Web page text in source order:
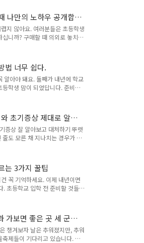
대해서 알려드리겠습니다. - 목
방법 2. 알림장 작성의 세 가지
4. 투약의뢰서 작성방법 5. 스토
즈노트 아는 만큼 활용할 수 있
가하는 방법 키즈노트 소속 추
부분입니다. 기관마다 차이는 있
나만의 노하우 공개합니
지 않아요. 여러분들은 초등학생
니까? 구매할 때 의외로 놓치기
만의 노하우를 공개하려고 합
된 제품을 구매하실 수 있을 것
화 고르는 첫 번째 팁 2. 초등학
초등학생 운동화 고르는 세 번째
가장 소중한 곳 1. 초등학생 운
운동화 고를 때 나만의 꿀팁 첫
죠? 가끔 매장을 가면 어른들도
법 너무 쉽다.
알아야 돼요. 둘째가 내년에 학교
학생 맘이 되었답니다. 준비물
는 방법에 대해서 알려드리려고
기억을 해두셔야 하는 부분이
가장 적합한 필통을 선택하는
. - 목차 - 1. 초등학생 필통 고르
고르는 두 번째 조건 3. 초등학
이도 만족하는 초등학생 필통
에서 꺼내고 넣을 때 혹은 열
초기증상 제대로 알아
증상 잘 알아보고 대처하기 뚜렷
도 모른 채 지나치는 경우가 많
시기와 임신 초기증상에 대해
자주 범하게 됩니다. 이런 실수
면 무엇보다 임신 사실을 되도록
이 포스팅을 통해 임신테스트기
해 제대로 알게 되어 현명하게 대
- 1. 임신테스트기 사용시기 2.
1. 임신테스트기 사용시기 우리
는 3가지 꿀팁
꼭 기억하세요. 이제 내년이면
. 초등학교 입학 전 준비할 것들이
등학생 실내화입니다. 어떻게
면서 지인들의 조언도 듣고, 스
초등학생 실내화 고를 때 참고하
- 목차 - 1. 초등학생 실내화 고를
내화 고를 때 고려할 두 번째 3.
가보면 좋은 곳 세 군데
챙겨보자 날은 추워졌지만, 추워
제들이 기다리고 있습니다. 덩